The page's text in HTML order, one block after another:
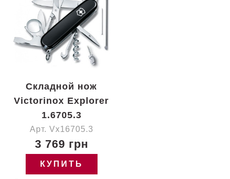
Складной нож
Victorinox Explorer
1.6705.3
Арт. Vx16705.3
3 769 грн
КУПИТЬ